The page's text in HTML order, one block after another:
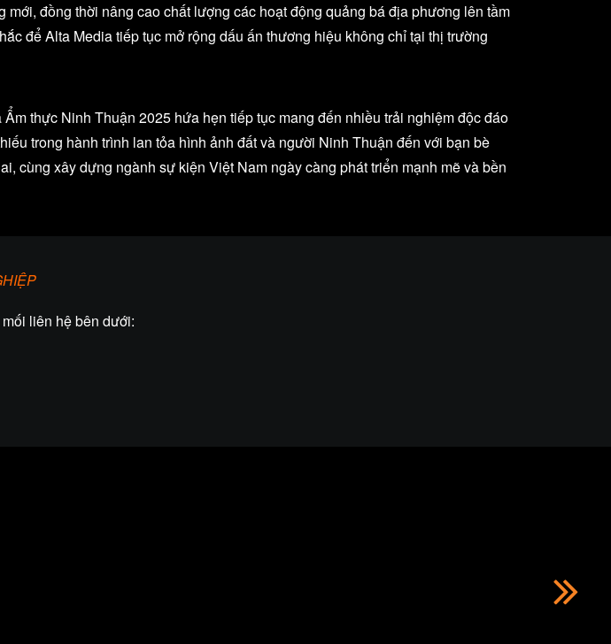
đồng thời nâng cao chất lượng các hoạt động quảng bá địa phương lên tầm
để Alta Media tiếp tục mở rộng dấu ấn thương hiệu không chỉ tại thị trường
thực Ninh Thuận 2025 hứa hẹn tiếp tục mang đến nhiều trải nghiệm độc đáo
trong hành trình lan tỏa hình ảnh đất và người Ninh Thuận đến với bạn bè
cùng xây dựng ngành sự kiện Việt Nam ngày càng phát triển mạnh mẽ và bền
liên hệ bên dưới: